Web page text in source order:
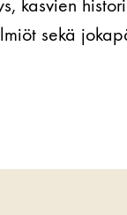
kasvien
sekä